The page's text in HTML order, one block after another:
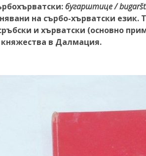
бугарштице /
на сърбо-хърватски език.
и хърватски (основно
в Далмация.